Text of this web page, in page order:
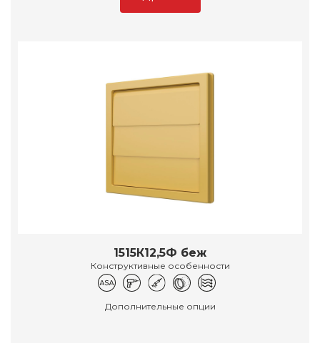
1515К12,5Ф беж
Конструктивные особенности
Дополнительные опции